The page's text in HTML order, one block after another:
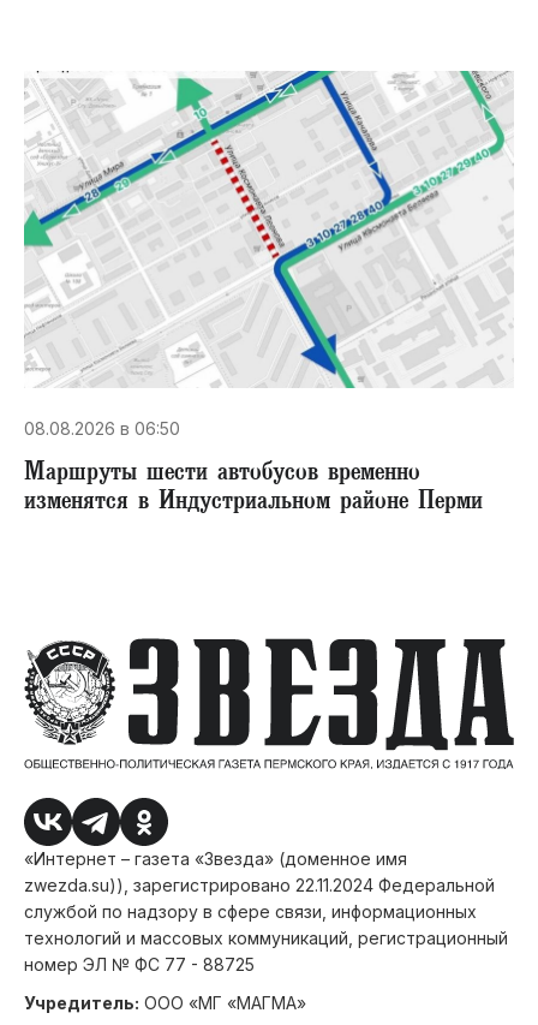
08.08.2026 в 06:50
Маршруты шести автобусов временно
изменятся в Индустриальном районе Перми
«Интернет – газета «Звезда» (доменное имя
zwezda.su)), зарегистрировано 22.11.2024 Федеральной
службой по надзору в сфере связи, информационных
технологий и массовых коммуникаций, регистрационный
номер ЭЛ № ФС 77 - 88725
Учредитель: ООО «МГ «МАГМА»